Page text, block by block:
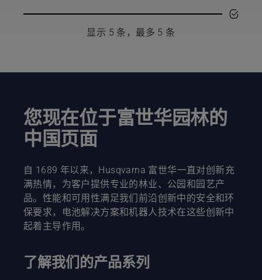
保养事项
系统是否
闭。在离
树干几厘
树干上如
果有油则
表示润滑
系统正常
工作。
显示 5 条，最多 5 条
您现在位于富世华园林的
中国页面
自 1689 年以来，Husqvarna 富世华一直对创新充
满热情，为客户提供专业的林业、公园和园艺产
品。性能和可用性满足我们前沿创新中的安全和环
保要求，电池解决方案和机器人技术在这些创新中
起着主导作用。
了解我们的产品系列